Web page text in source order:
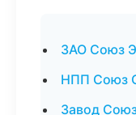
ЗАО Союз
НПП Союз
Завод